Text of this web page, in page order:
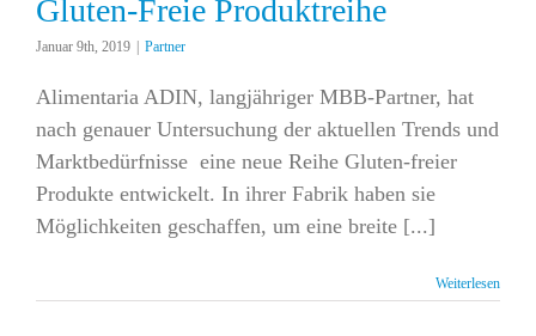
Gluten-Freie Produktreihe
Januar 9th, 2019 Partner
Alimentaria ADIN, langjähriger MBB-Partner, hat
nach genauer Untersuchung der aktuellen Trends und
Marktbedürfnisse eine neue Reihe Gluten-freier
Produkte entwickelt. In ihrer Fabrik haben sie
Möglichkeiten geschaffen, um eine breite [...]
Weiterlesen